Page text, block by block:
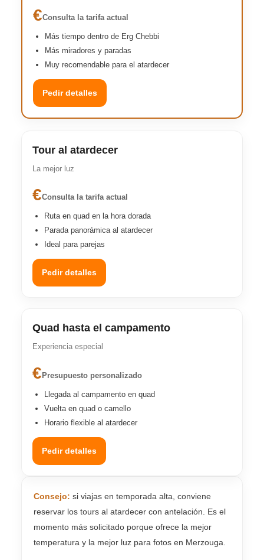
€Consulta la tarifa actual
Más tiempo dentro de Erg Chebbi
Más miradores y paradas
Muy recomendable para el atardecer
Pedir detalles
Tour al atardecer
La mejor luz
€Consulta la tarifa actual
Ruta en quad en la hora dorada
Parada panorámica al atardecer
Ideal para parejas
Pedir detalles
Quad hasta el campamento
Experiencia especial
€ Presupuesto personalizado
Llegada al campamento en quad
Vuelta en quad o camello
Horario flexible al atardecer
Pedir detalles
Consejo: si viajas en temporada alta, conviene
reservar los tours al atardecer con antelación. Es el
momento más solicitado porque ofrece la mejor
temperatura y la mejor luz para fotos en Merzouga.